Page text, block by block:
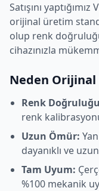
Satışını yaptığımız
orijinal üretim
olup renk
cihazınızla
Neden Orijinal
Renk
renk
Uzun Ömür:
dayanıklı ve
Tam Uyum:
%100 mekanik